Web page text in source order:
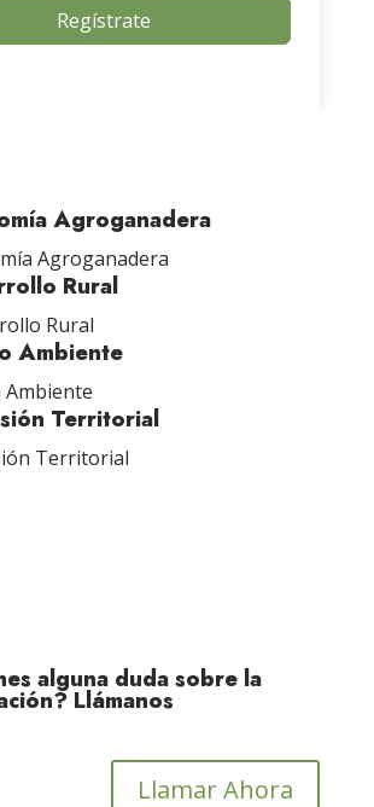
Regístrate
Agroganadera
Agroganadera
Rural
Rural
Ambiente
Ambiente
Territorial
Territorial
alguna duda sobre la
Llámanos
Llamar Ahora